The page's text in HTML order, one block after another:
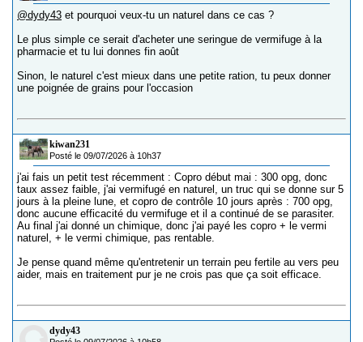
@dydy43 et pourquoi veux-tu un naturel dans ce cas ?
Le plus simple ce serait d'acheter une seringue de vermifuge à la
pharmacie et tu lui donnes fin août
Sinon, le naturel c'est mieux dans une petite ration, tu peux donner
une poignée de grains pour l'occasion
kiwan231
Posté le 09/07/2026 à 10h37
j'ai fais un petit test récemment : Copro début mai : 300 opg, donc
taux assez faible, j'ai vermifugé en naturel, un truc qui se donne sur 5
jours à la pleine lune, et copro de contrôle 10 jours après : 700 opg,
donc aucune efficacité du vermifuge et il a continué de se parasiter.
Au final j'ai donné un chimique, donc j'ai payé les copro + le vermi
naturel, + le vermi chimique, pas rentable.
Je pense quand même qu'entretenir un terrain peu fertile au vers peu
aider, mais en traitement pur je ne crois pas que ça soit efficace.
dydy43